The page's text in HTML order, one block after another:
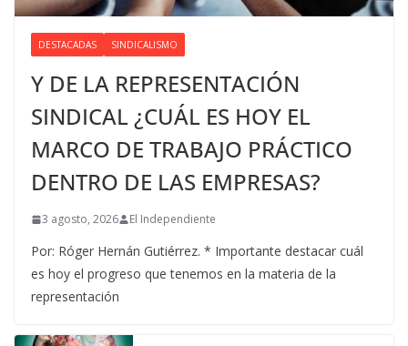
DESTACADAS SINDICALISMO
Y DE LA REPRESENTACIÓN
SINDICAL ¿CUÁL ES HOY EL
MARCO DE TRABAJO PRÁCTICO
DENTRO DE LAS EMPRESAS?
3 agosto, 2026 El Independiente
Por: Róger Hernán Gutiérrez. * Importante destacar cuál
es hoy el progreso que tenemos en la materia de la
representación